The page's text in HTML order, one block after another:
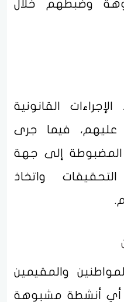
وضبطهم خلال
القانونية
عليهم، فيما جرى
إلى جهة
واتخاذ
والمقيمين
أي أنشطة مشبوهة